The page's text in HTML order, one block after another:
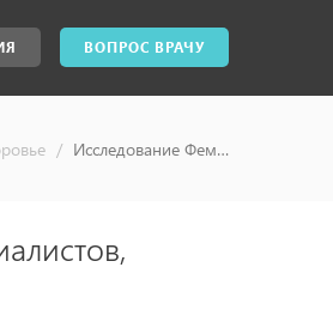
ВОПРОС ВРАЧУ
/ Исследование Фемофлор. Когда делать? - ответы специалистов, консультация врача онлайн